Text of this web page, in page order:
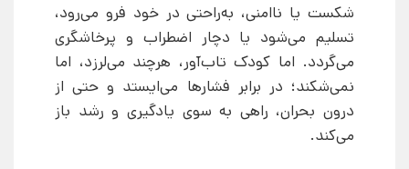
شکست یا ناامنی، به‌راحتی در خود فرو می‌رود،
تسلیم می‌شود یا دچار اضطراب و پرخاشگری
می‌گردد. اما کودک تاب‌آور، هرچند می‌لرزد، اما
نمی‌شکند؛ در برابر فشارها می‌ایستد و حتی از
درون بحران، راهی به سوی یادگیری و رشد باز
می‌کند.